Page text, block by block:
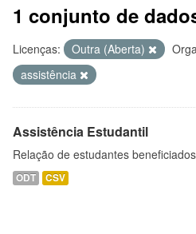
1 conjunto de
Licenças: Outra (Aberta)
assistência
Assistência Estudantil
Relação de estudantes
ODT CSV